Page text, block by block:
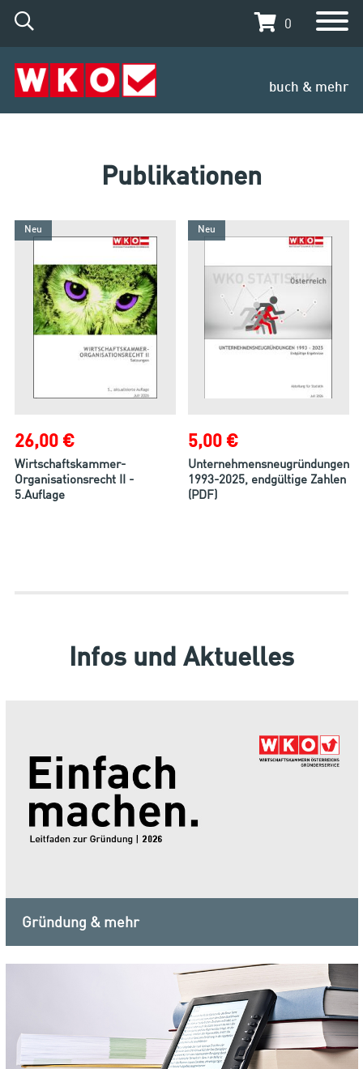
0
buch & mehr
Publikationen
Neu
26,00 €
Wirtschaftskammer-
Organisationsrecht II -
5.Auflage
Neu
5,00 €
Unternehmensneugründungen
1993-2025, endgültige Zahlen
(PDF)
Infos und Aktuelles
Gründung & mehr